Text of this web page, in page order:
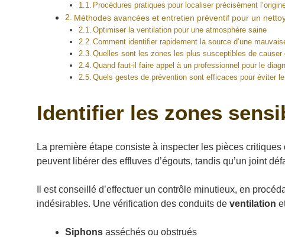
Procédures pratiques pour localiser précisément
Méthodes avancées et entretien préventif pour un
Optimiser la ventilation pour une atmosphère saine
Comment identifier rapidement la source d’une
Quelles sont les zones les plus susceptibles de causer
Quand faut-il faire appel à un professionnel pour le
Quels gestes de prévention sont efficaces pour éviter
Identifier les zones
La première étape consiste à inspecter les pièces critiques
peuvent libérer des effluves d’égouts, tandis qu’un joint
Il est conseillé d’effectuer un contrôle minutieux, en
indésirables. Une vérification des conduits de ventilation
Siphons asséchés ou obstrués